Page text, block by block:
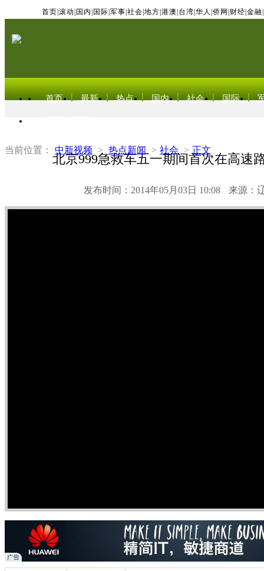
首页 滚动 国内 国际 军事 社会 地方 港澳 台湾 华人 侨网 财经 金融
首页 最新 热点 国内 社会 国际
当前位置： 中新视频 > 热点新闻 > 社会 > 正文
北京999急救车五一期间首次在高速
发布时间：2014年05月03日 10:08 来源：